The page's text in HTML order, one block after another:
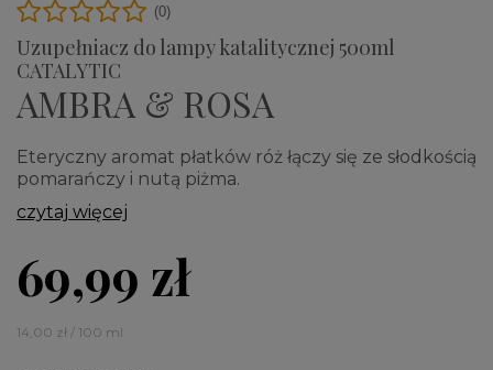
Uzupełniacz do lampy katalitycznej 500ml
CATALYTIC
AMBRA & ROSA
(0)
Eteryczny aromat płatków róż łączy się ze słodkością
pomarańczy i nutą piżma.
czytaj więcej
69,99 zł
14,00 zł / 100 ml